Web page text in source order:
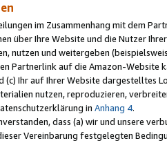
im Zusammenhang mit dem
über Ihre Website und die Nutzer
nutzen und weitergeben
Partnerlink auf die Amazon-Website
(c) Ihr auf Ihrer Website
nutzen, reproduzieren,
in Anhang 4.
dass (a) wir und unsere
Vereinbarung festgelegten